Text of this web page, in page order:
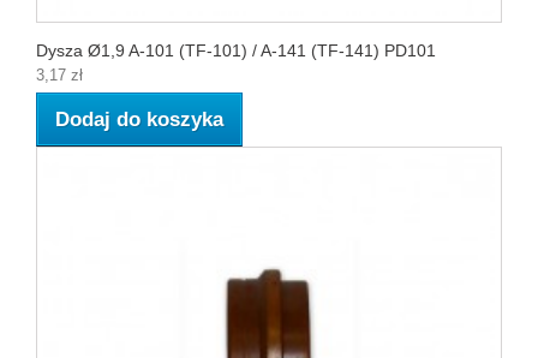
Dysza Ø1,9 A-101 (TF-101) / A-141 (TF-141) PD101
3,17 zł
Dodaj do koszyka